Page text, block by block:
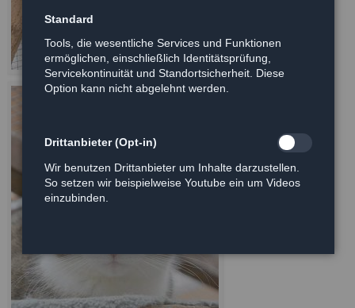
Standard
Tools, die wesentliche Services und Funktionen
ermöglichen, einschließlich Identitätsprüfung,
Servicekontinuität und Standortsicherheit. Diese
Option kann nicht abgelehnt werden.
Drittanbieter (Opt-in)
Wir benutzen Drittanbieter um Inhalte darzustellen.
So setzen wir beispielweise Youtube ein um Videos
einzubinden.